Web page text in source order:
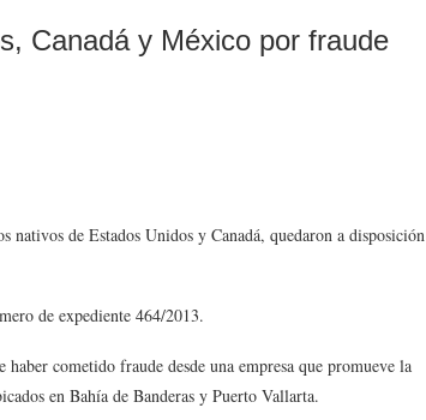
Canadá y México por fraude
nativos de Estados Unidos y Canadá, quedaron a disposición
de expediente 464/2013.
cometido fraude desde una empresa que promueve la
en Bahía de Banderas y Puerto Vallarta.